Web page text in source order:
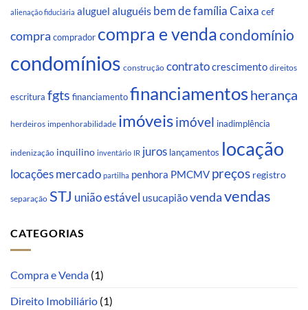
alienação fiduciária aluguel aluguéis bem de família Caixa cef
compra comprador compra e vendacondomínio
condomínios construção contratocrescimento direitos
escritura fgts financiamentofinanciamentosherança
herdeiros impenhorabilidade imóveisimóvel inadimplência
indenização inquilino inventário IR juros lançamentos locação
locações mercado partilha penhora PMCMV preços registro
separação STJ união estável usucapiãovendavendas
CATEGORIAS
Compra e Venda (1)
Direito Imobiliário (1)